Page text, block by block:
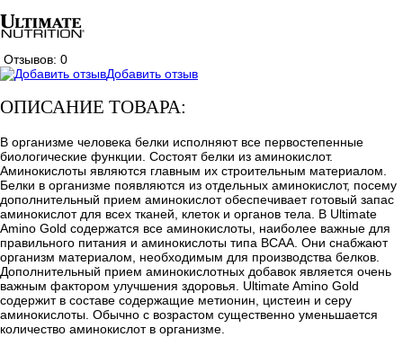
Отзывов: 0
Добавить отзыв
ОПИСАНИЕ ТОВАРА:
В организме человека белки исполняют все первостепенные
биологические функции. Состоят белки из аминокислот.
Аминокислоты являются главным их строительным материалом.
Белки в организме появляются из отдельных аминокислот, посему
дополнительный прием аминокислот обеспечивает готовый запас
аминокислот для всех тканей, клеток и органов тела. В Ultimate
Amino Gold содержатся все аминокислоты, наиболее важные для
правильного питания и аминокислоты типа BCAA. Они снабжают
организм материалом, необходимым для производства белков.
Дополнительный прием аминокислотных добавок является очень
важным фактором улучшения здоровья. Ultimate Amino Gold
содержит в составе содержащие метионин, цистеин и серу
аминокислоты. Обычно с возрастом существенно уменьшается
количество аминокислот в организме.